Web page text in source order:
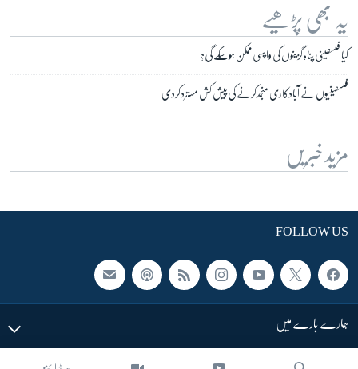
یہ بھی پڑھیے
کیا فلسطینی پناہ گزینوں کی واپسی ممکن ہوسکے گی؟
فلسطینیوں نے آبادکاری منجمدکرنے کی پیش کش مستردکردی
مزید خبریں
FOLLOW US
ہمارے بارے میں